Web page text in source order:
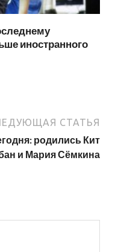
иностранного
СТАТЬЯ
родились Кит
и Мария Сёмкина